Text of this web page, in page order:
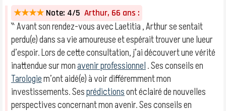
★★★★ Note: 4/5 Arthur, 66 ans :
‶ Avant son rendez-vous avec Laetitia , Arthur se sentait
perdu(e) dans sa vie amoureuse et espérait trouver une lueur
d’espoir. Lors de cette consultation, j’ai découvert une vérité
inattendue sur monavenir professionnel. Ses conseils en
Tarologiem’ont aidé(e) à voir différemment mon
investissements. Sesprédictionsont éclairé de nouvelles
perspectives concernant mon avenir. Ses conseils en